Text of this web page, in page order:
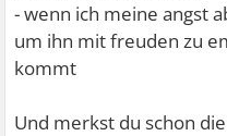
- wenn ich meine angst
um ihn mit freuden zu
kommt
Und merkst du schon